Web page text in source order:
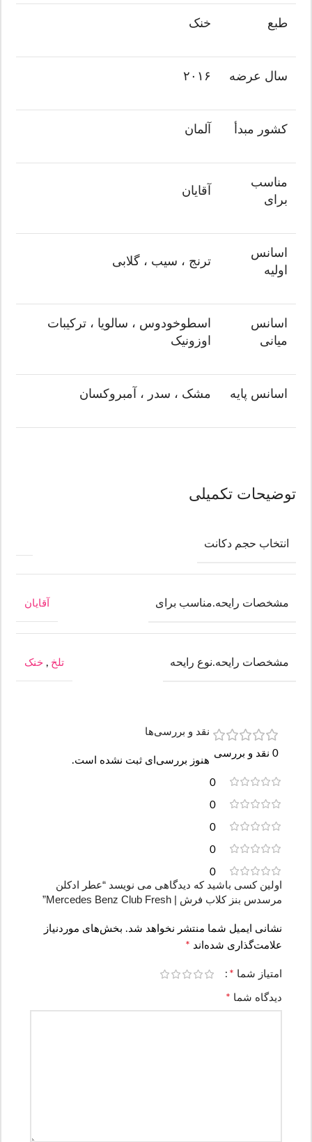
طبع خنک
سال عرضه ۲۰۱۶
کشور مبدأ آلمان
مناسب
برای
آقایان
اسانس
اولیه
ترنج ، سیب ، گلابی
اسانس
میانی
اسطوخودوس ، سالویا ، ترکیبات
اوزونیک
اسانس پایه مشک ، سدر ، آمبروکسان
توضیحات تکمیلی
انتخاب حجم دکانت
مشخصات رایحه.مناسب برای آقایان
مشخصات رایحه.نوع رایحه تلخ , خنک
0 نقد و بررسی
0
0
0
0
0
نقد و بررسی‌ها
هنوز بررسی‌ای ثبت نشده است.
اولین کسی باشید که دیدگاهی می نویسد “عطر ادکلن
مرسدس بنز کلاب فرش | Mercedes Benz Club Fresh”
نشانی ایمیل شما منتشر نخواهد شد. بخش‌های موردنیاز
علامت‌گذاری شده‌اند *
امتیاز شما *
دیدگاه شما *